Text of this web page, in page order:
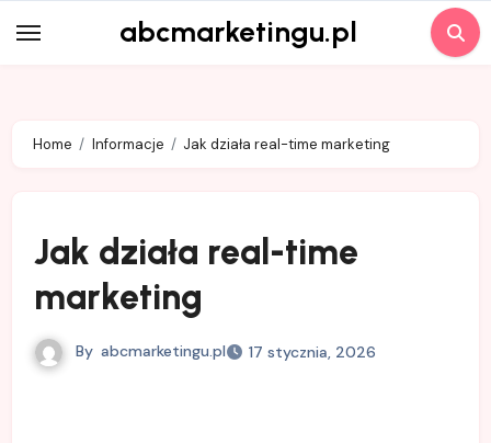
to
abcmarketingu.pl
Home Informacje Jak działa real-time marketing
Jak działa real-time
marketing
By abcmarketingu.pl 17 stycznia, 2026